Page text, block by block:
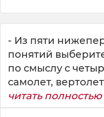
- Из пяти
понятий
по смыслу с
самолет,
читать полностью